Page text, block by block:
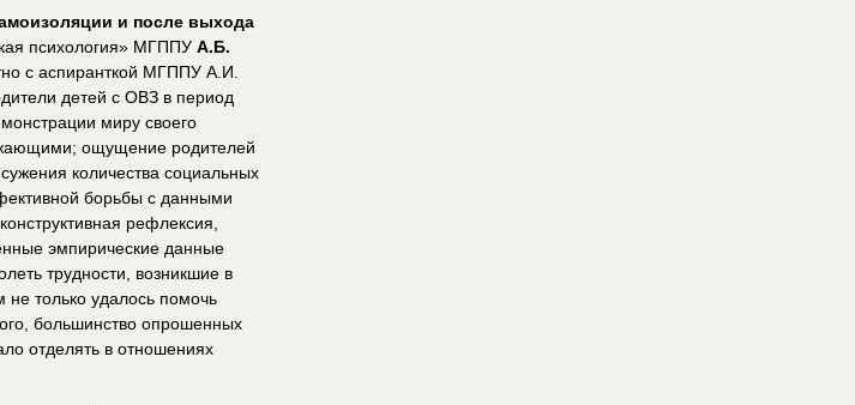
и после выхода
психология» МГППУ А.Б.
с аспиранткой МГППУ А.И.
детей с ОВЗ в период
миру своего
ощущение родителей
количества социальных
борьбы с данными
рефлексия,
эмпирические данные
трудности, возникшие в
только удалось помочь
большинство опрошенных
отделять в отношениях